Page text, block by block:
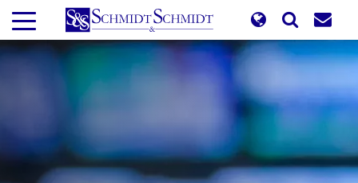
Direkt
zum
Inhalt